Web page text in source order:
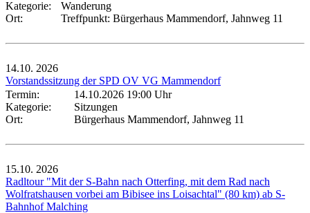
Kategorie:
Wanderung
Ort:
Treffpunkt: Bürgerhaus Mammendorf, Jahnweg 11
14.10. 2026
Vorstandssitzung der SPD OV VG Mammendorf
Termin:
14.10.2026 19:00 Uhr
Kategorie:
Sitzungen
Ort:
Bürgerhaus Mammendorf, Jahnweg 11
15.10. 2026
Radltour "Mit der S-Bahn nach Otterfing, mit dem Rad nach
Wolfratshausen vorbei am Bibisee ins Loisachtal" (80 km) ab S-
Bahnhof Malching